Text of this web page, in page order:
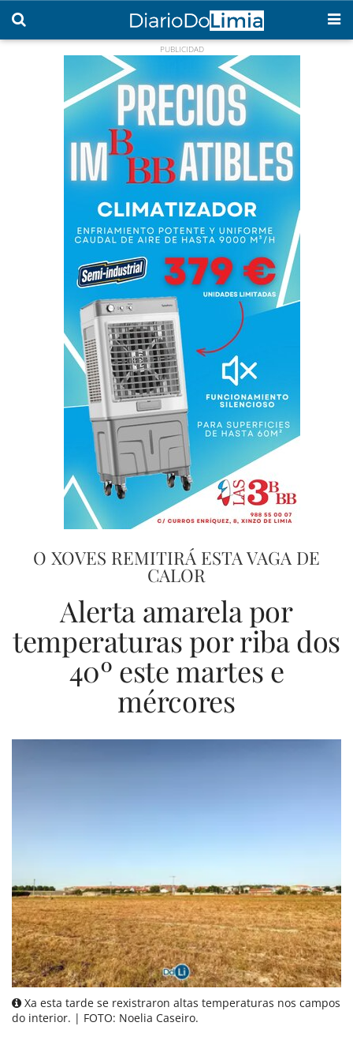
O XOVES REMITIRÁ ESTA VAGA DE
CALOR
Alerta amarela por
temperaturas por riba dos
40º este martes e
mércores
Xa esta tarde se rexistraron altas temperaturas nos campos
do interior. | FOTO: Noelia Caseiro.